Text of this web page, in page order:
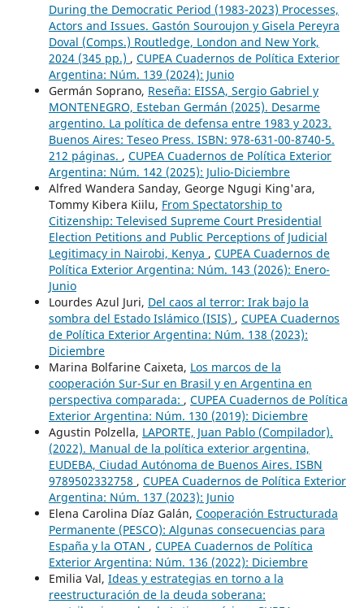
During the Democratic Period (1983-2023) Processes,
Actors and Issues. Gastón Souroujon y Gisela Pereyra
Doval (Comps.) Routledge, London and New York,
2024 (345 pp.) , CUPEA Cuadernos de Política Exterior
Argentina: Núm. 139 (2024): Junio
Germán Soprano, Reseña: EISSA, Sergio Gabriel y
MONTENEGRO, Esteban Germán (2025). Desarme
argentino. La política de defensa entre 1983 y 2023.
Buenos Aires: Teseo Press. ISBN: 978-631-00-8740-5.
212 páginas. , CUPEA Cuadernos de Política Exterior
Argentina: Núm. 142 (2025): Julio-Diciembre
Alfred Wandera Sanday, George Ngugi King'ara,
Tommy Kibera Kiilu, From Spectatorship to
Citizenship: Televised Supreme Court Presidential
Election Petitions and Public Perceptions of Judicial
Legitimacy in Nairobi, Kenya , CUPEA Cuadernos de
Política Exterior Argentina: Núm. 143 (2026): Enero-
Junio
Lourdes Azul Juri, Del caos al terror: Irak bajo la
sombra del Estado Islámico (ISIS) , CUPEA Cuadernos
de Política Exterior Argentina: Núm. 138 (2023):
Diciembre
Marina Bolfarine Caixeta, Los marcos de la
cooperación Sur-Sur en Brasil y en Argentina en
perspectiva comparada: , CUPEA Cuadernos de Política
Exterior Argentina: Núm. 130 (2019): Diciembre
Agustin Polzella, LAPORTE, Juan Pablo (Compilador).
(2022). Manual de la política exterior argentina,
EUDEBA, Ciudad Autónoma de Buenos Aires. ISBN
9789502332758 , CUPEA Cuadernos de Política Exterior
Argentina: Núm. 137 (2023): Junio
Elena Carolina Díaz Galán, Cooperación Estructurada
Permanente (PESCO): Algunas consecuencias para
España y la OTAN , CUPEA Cuadernos de Política
Exterior Argentina: Núm. 136 (2022): Diciembre
Emilia Val, Ideas y estrategias en torno a la
reestructuración de la deuda soberana: